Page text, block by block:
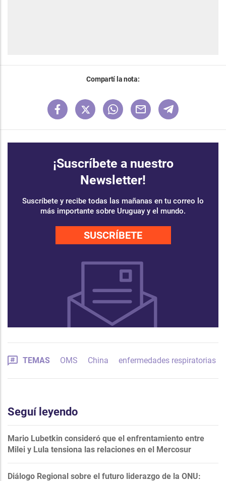
Compartí la nota:
¡Suscríbete a nuestro
Newsletter!
Suscríbete y recibe todas las mañanas en tu correo lo
más importante sobre Uruguay y el mundo.
SUSCRÍBETE
TEMAS OMS China enfermedades respiratorias
Seguí leyendo
Mario Lubetkin consideró que el enfrentamiento entre
Milei y Lula tensiona las relaciones en el Mercosur
Diálogo Regional sobre el futuro liderazgo de la ONU: